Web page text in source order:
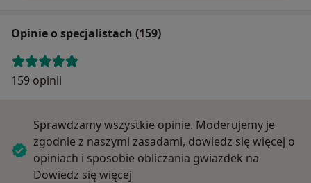
Opinie o specjalistach (159)
159 opinii
Sprawdzamy wszystkie opinie. Moderujemy je
zgodnie z naszymi zasadami, dowiedz się więcej o
opiniach i sposobie obliczania gwiazdek na
Dowiedz się więcej